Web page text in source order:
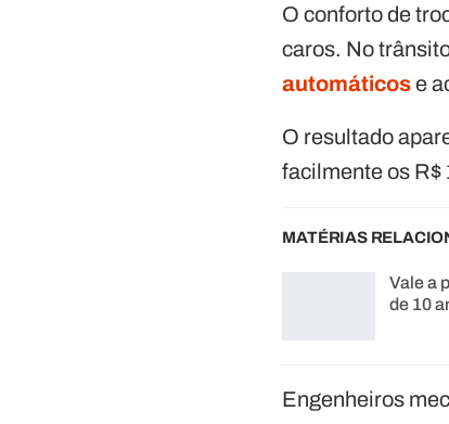
O conforto de
caros. No
automáticose
O resultado
facilmente os R$
MATÉRIAS
Vale a
de 10
Engenheiros